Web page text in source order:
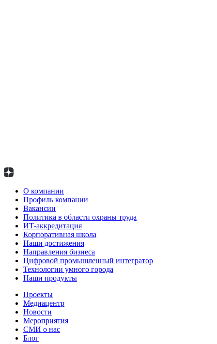
О компании
Профиль компании
Вакансии
Политика в области охраны труда
ИТ-аккредитация
Корпоративная школа
Наши достижения
Направления бизнеса
Цифровой промышленный интегратор
Технологии умного города
Наши продукты
Проекты
Медиацентр
Новости
Мероприятия
СМИ о нас
Блог